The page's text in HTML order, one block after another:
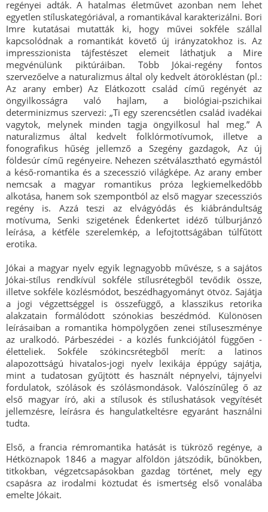
regényei adták. A hatalmas életművet azonban nem lehet
egyetlen stíluskategóriával, a romantikával karakterizálni. Bori
Imre kutatásai mutatták ki, hogy művei sokféle szállal
kapcsolódnak a romantikát követő új irányzatokhoz is. Az
impresszionista tájfestészet elemeit láthatjuk a Mire
megvénülünk piktúráiban. Több Jókai-regény fontos
szervezőelve a naturalizmus által oly kedvelt átörökléstan (pl.:
Az arany ember) Az Elátkozott család című regényét az
öngyilkosságra való hajlam, a biológiai-pszichikai
determinizmus szervezi: „Ti egy szerencsétlen család ivadékai
vagytok, melynek minden tagja öngyilkosul hal meg.” A
naturalizmus által kedvelt folklórmotívumok, illetve a
fonografikus hűség jellemző a Szegény gazdagok, Az új
földesúr című regényeire. Nehezen szétválasztható egymástól
a késő-romantika és a szecesszió világképe. Az arany ember
nemcsak a magyar romantikus próza legkiemelkedőbb
alkotása, hanem sok szempontból az első magyar szecessziós
regény is. Azzá teszi az elvágyódás és kiábrándultság
motívuma, Senki szigetének Édenkertet idéző túlburjánzó
leírása, a kétféle szerelemkép, a lefojtottságában túlfűtött
erotika.
Jókai a magyar nyelv egyik legnagyobb művésze, s a sajátos
Jókai-stílus rendkívül sokféle stílusrétegből tevődik össze,
illetve sokféle közlésmódot, beszédhagyományt ötvöz. Sajátja
a jogi végzettséggel is összefüggő, a klasszikus retorika
alakzatain formálódott szónokias beszédmód. Különösen
leírásaiban a romantika hömpölygően zenei stíluseszménye
az uralkodó. Párbeszédei - a közlés funkciójától függően -
életteliek. Sokféle szókincsrétegből merít: a latinos
alapozottságú hivatalos-jogi nyelv lexikája éppúgy sajátja,
mint a tudatosan gyűjtött és használt népnyelvi, tájnyelvi
fordulatok, szólások és szólásmondások. Valószínűleg ő az
első magyar író, aki a stílusok és stílushatások vegyítését
jellemzésre, leírásra és hangulatkeltésre egyaránt használni
tudta.
Első, a francia rémromantika hatását is tükröző regénye, a
Hétköznapok 1846 a magyar alföldön játszódik, bűnökben,
titkokban, végzetcsapásokban gazdag történet, mely egy
csapásra az irodalmi köztudat és ismertség első vonalába
emelte Jókait.